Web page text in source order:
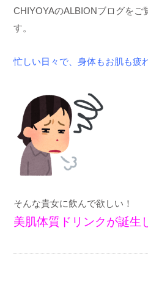
CHIYOYAのALBIONブログをご
す。
忙しい日々で、身体もお肌も疲
そんな貴女に飲んで欲しい！
美肌体質ドリンクが誕生